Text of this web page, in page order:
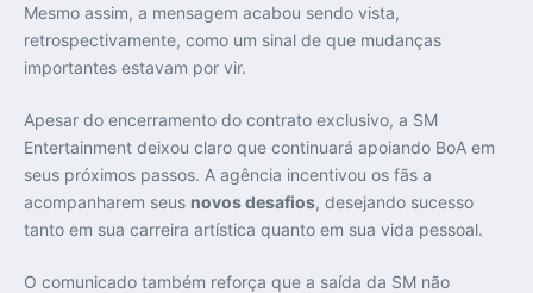
Mesmo assim, a mensagem acabou sendo vista,
retrospectivamente, como um sinal de que mudanças
importantes estavam por vir.
Apesar do encerramento do contrato exclusivo, a SM
Entertainment deixou claro que continuará apoiando BoA em
seus próximos passos. A agência incentivou os fãs a
acompanharem seus novos desafios, desejando sucesso
tanto em sua carreira artística quanto em sua vida pessoal.
O comunicado também reforça que a saída da SM não